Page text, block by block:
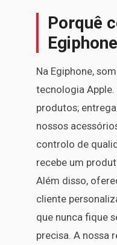
Porquê
Na Egiphone,
tecnologia Apple.
produtos;
nossos
controlo de
recebe um
Além disso,
cliente
que nunca fique
precisa. A nossa